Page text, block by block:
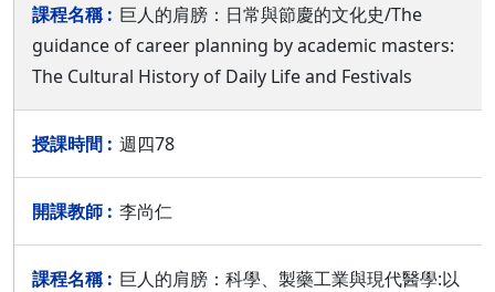
巨人的肩膀：日常與節慶的文化史/The
guidance of career planning by academic masters:
The Cultural History of Daily Life and Festivals
週四78
李尚仁
巨人的肩膀：科學、製藥工業與現代醫學:以